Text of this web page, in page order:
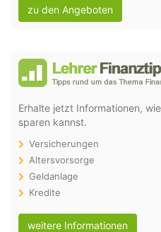
zu den Angeboten
Erhalte jetzt Informationen,
sparen kannst.
Versicherungen
Altersvorsorge
Geldanlage
Kredite
weitere Informationen